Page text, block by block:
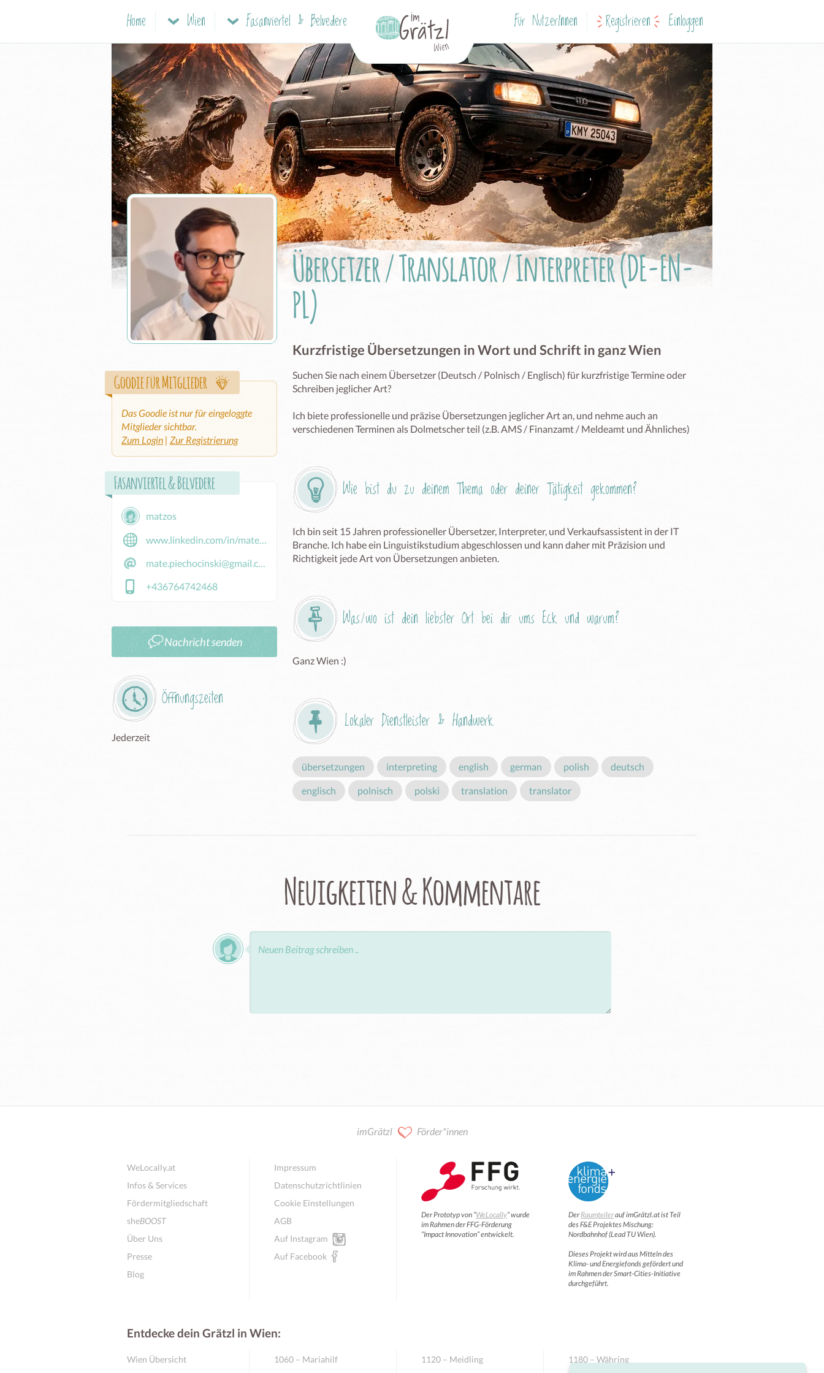
Home Wien Fasanviertel & Belvedere Für NutzerInnen Registrieren Einloggen
Übersetzer / Translator / Interpreter (DE-EN-
PL)
Kurzfristige Übersetzungen in Wort und Schrift in ganz Wien
Suchen Sie nach einem Übersetzer (Deutsch / Polnisch / Englisch) für kurzfristige Termine oder
Schreiben jeglicher Art?
Ich biete professionelle und präzise Übersetzungen jeglicher Art an, und nehme auch an
verschiedenen Terminen als Dolmetscher teil (z.B. AMS / Finanzamt / Meldeamt und Ähnliches)
Wie bist du zu deinem Thema oder deiner Tätigkeit gekommen?
Ich bin seit 15 Jahren professioneller Übersetzer, Interpreter, und Verkaufsassistent in der IT
Branche. Ich habe ein Linguistikstudium abgeschlossen und kann daher mit Präzision und
Richtigkeit jede Art von Übersetzungen anbieten.
Was/wo ist dein liebster Ort bei dir ums Eck und warum?
Ganz Wien :)
Lokaler Dienstleister & Handwerk
übersetzungen interpreting english german polish deutsch
englisch polnisch polski translation translator
Goodie für Mitglieder
Das Goodie ist nur für eingeloggte
Mitglieder sichtbar.
Zum Login | Zur Registrierung
Fasanviertel & Belvedere
matzos
www.linkedin.com/in/mateusz-piechocinski/
mate.piechocinski@gmail.com
+436764742468
Nachricht senden
Öffnungszeiten
Jederzeit
Neuigkeiten & Kommentare
imGrätzl Förder*innen
WeLocally.at
Infos & Services
Fördermitgliedschaft
sheBOOST
Über Uns
Presse
Blog
Impressum
Datenschutzrichtlinien
Cookie Einstellungen
AGB
Auf Instagram
Auf Facebook
Der Prototyp von “WeLocally” wurde
im Rahmen der FFG-Förderung
“Impact Innovation” entwickelt.
DerRaumteilerauf imGrätzl.at ist Teil
des F&E Projektes Mischung:
Nordbahnhof (Lead TU Wien).
Dieses Projekt wird aus Mitteln des
Klima- und Energiefonds gefördert und
im Rahmen der Smart-Cities-Initiative
durchgeführt.
Entdecke dein Grätzl in Wien:
Wien Übersicht
1060 – Mariahilf
1120 – Meidling
1180 – Währing